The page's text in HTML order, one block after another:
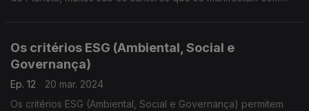
Os critérios ESG (Ambiental, Social e
Governança)
Ep. 12
20 mar. 2024
Os critérios ESG (Ambiental, Social e Governança) permitem